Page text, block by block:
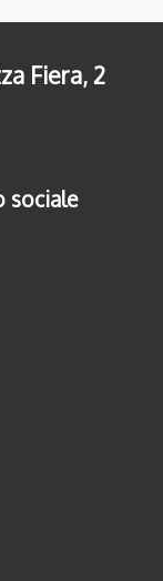
Fiera, 2
sociale